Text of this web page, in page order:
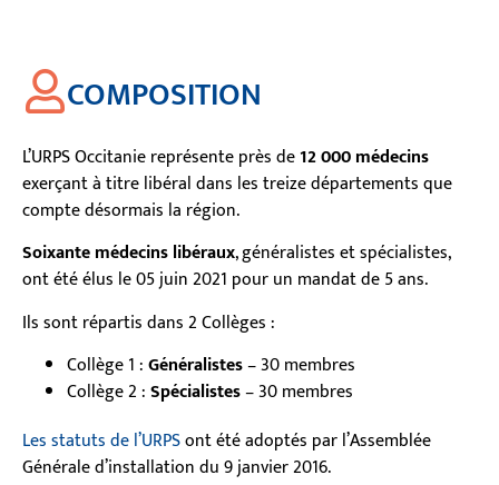
COMPOSITION
L’URPS Occitaniereprésente près de12 000 médecins
exerçant à titre libéral dans les treize départements que
compte désormais la région.
Soixante médecins libéraux, généralistes et spécialistes,
ont été élus le 05 juin 2021 pour un mandat de 5 ans.
Ils sont répartis dans 2 Collèges :
Collège 1 :Généralistes– 30 membres
Collège 2 :Spécialistes– 30 membres
Les statuts de l’URPSont été adoptés par l’Assemblée
Générale d’installation du 9 janvier 2016.